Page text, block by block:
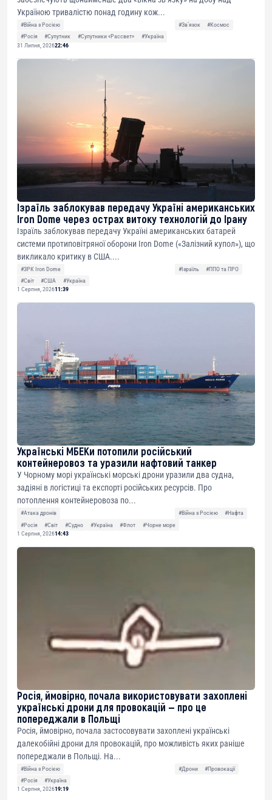
Україною тривалістю понад годину кож...
#Війна з Росією #Звʼязок
#Космос
#Росія
#Супутник #Супутники «Рассвет»
#Україна
31 Липня, 202622:46
Ізраїль заблокував передачу Україні американських
Iron Dome через острах витоку технологій до Ірану
Ізраїль заблокував передачу Україні американських батарей
системи протиповітряної оборони Iron Dome («Залізний купол»), що
викликало критику в США....
#ЗРК Iron Dome #Ізраїль
#ППО та ПРО
#Світ
#США
#Україна
1 Серпня, 202611:39
Українські МБЕКи потопили російський
контейнеровоз та уразили нафтовий танкер
У Чорному морі українські морські дрони уразили два судна,
задіяні в логістиці та експорті російських ресурсів. Про
потоплення контейнеровоза по...
#Атака дронів #Війна з Росією
#Нафта
#Росія
#Світ #Судно #Україна #Флот
#Чорне море
1 Серпня, 202614:43
Росія, ймовірно, почала використовувати захоплені
українські дрони для провокацій — про це
попереджали в Польщі
Росія, ймовірно, почала застосовувати захоплені українські
далекобійні дрони для провокацій, про можливість яких раніше
попереджали в Польщі. На...
#Війна з Росією #Дрони
#Провокації
#Росія
#Україна
1 Серпня, 202619:19